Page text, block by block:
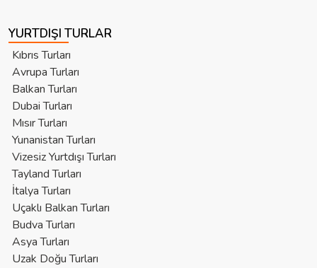
YURTDIŞI TURLAR
Kıbrıs Turları
Avrupa Turları
Balkan Turları
Dubai Turları
Mısır Turları
Yunanistan Turları
Vizesiz Yurtdışı Turları
Tayland Turları
İtalya Turları
Uçaklı Balkan Turları
Budva Turları
Asya Turları
Uzak Doğu Turları